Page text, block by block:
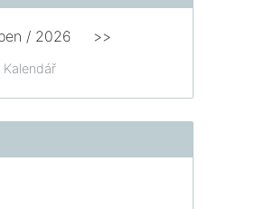
Kalendář
/ 2026 >>